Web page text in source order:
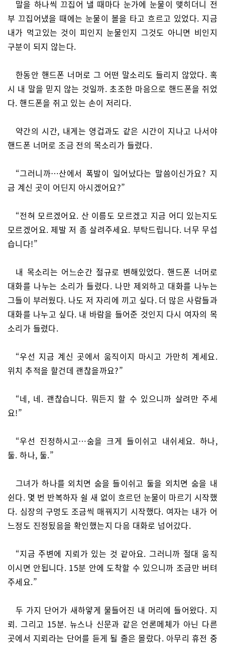
말을 하나씩 끄집어 낼 때마다 눈가에 눈물이 맺히더니 전
부 끄집어냈을 때에는 눈물이 볼을 타고 흐르고 있었다. 지금
내가 먹고있는 것이 피인지 눈물인지 그것도 아니면 비인지
구분이 되지 않는다.
한동안 핸드폰 너머로 그 어떤 말소리도 들리지 않았다. 혹
시 내 말을 믿지 않는 것일까. 초조한 마음으로 핸드폰을 쥐었
다. 핸드폰을 쥐고 있는 손이 저리다.
약간의 시간, 내게는 영겁과도 같은 시간이 지나고 나서야
핸드폰 너머로 조금 전의 목소리가 들렸다.
“그러니까…산에서 폭발이 일어났다는 말씀이신가요? 지
금 계신 곳이 어딘지 아시겠어요?”
“전혀 모르겠어요. 산 이름도 모르겠고 지금 어디 있는지도
모르겠어요. 제발 저 좀 살려주세요. 부탁드립니다. 너무 무섭
습니다!”
내 목소리는 어느순간 절규로 변해있었다. 핸드폰 너머로
대화를 나누는 소리가 들렸다. 나만 제외하고 대화를 나누는
그들이 부러웠다. 나도 저 자리에 끼고 싶다. 더 많은 사람들과
대화를 나누고 싶다. 내 바람을 들어준 것인지 다시 여자의 목
소리가 들렸다.
“우선 지금 계신 곳에서 움직이지 마시고 가만히 계세요.
위치 추적을 할건데 괜찮을까요?”
“네, 네. 괜찮습니다. 뭐든지 할 수 있으니까 살려만 주세
요!”
“우선 진정하시고…숨을 크게 들이쉬고 내쉬세요. 하나,
둘. 하나, 둘.”
그녀가 하나를 외치면 숨을 들이쉬고 둘을 외치면 숨을 내
쉰다. 몇 번 반복하자 쉴 새 없이 흐르던 눈물이 마르기 시작했
다. 심장의 구멍도 조금씩 매꿔지기 시작했다. 여자는 내가 어
느정도 진정됬음을 확인했는지 다음 대화로 넘어갔다.
“지금 주변에 지뢰가 있는 것 같아요. 그러니까 절대 움직
이시면 안됩니다. 15분 안에 도착할 수 있으니까 조금만 버텨
주세요.”
두 가지 단어가 새하얗게 물들어진 내 머리에 들어왔다. 지
뢰. 그리고 15분. 뉴스나 신문과 같은 언론메체가 아닌 다른
곳에서 지뢰라는 단어를 듣게 될 줄은 몰랐다. 아무리 휴전 중